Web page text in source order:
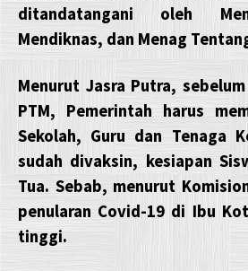
ditandatangani oleh
Mendiknas, dan Menag
Menurut Jasra Putra,
PTM, Pemerintah harus
Sekolah, Guru dan Tenaga
sudah divaksin, kesiapan
Tua. Sebab, menurut
penularan Covid-19 di Ibu
tinggi.